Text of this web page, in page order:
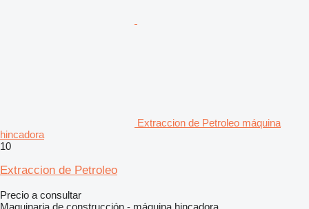
Extraccion de Petroleo máquina
hincadora
10
Extraccion de Petroleo
Precio a consultar
Maquinaria de construcción - máquina hincadora